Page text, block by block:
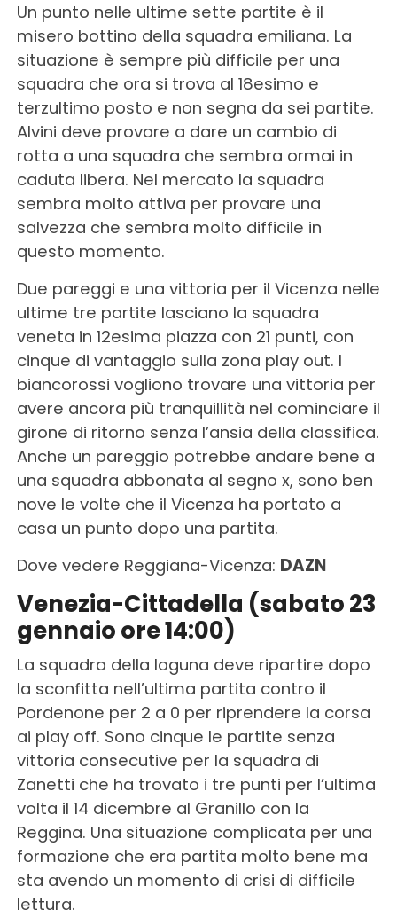
Un punto nelle ultime sette partite è il
misero bottino della squadra emiliana. La
situazione è sempre più difficile per una
squadra che ora si trova al 18esimo e
terzultimo posto e non segna da sei partite.
Alvini deve provare a dare un cambio di
rotta a una squadra che sembra ormai in
caduta libera. Nel mercato la squadra
sembra molto attiva per provare una
salvezza che sembra molto difficile in
questo momento.
Due pareggi e una vittoria per il Vicenza nelle
ultime tre partite lasciano la squadra
veneta in 12esima piazza con 21 punti, con
cinque di vantaggio sulla zona play out. I
biancorossi vogliono trovare una vittoria per
avere ancora più tranquillità nel cominciare il
girone di ritorno senza l’ansia della classifica.
Anche un pareggio potrebbe andare bene a
una squadra abbonata al segno x, sono ben
nove le volte che il Vicenza ha portato a
casa un punto dopo una partita.
Dove vedere Reggiana-Vicenza: DAZN
Venezia-Cittadella (sabato 23
gennaio ore 14:00)
La squadra della laguna deve ripartire dopo
la sconfitta nell’ultima partita contro il
Pordenone per 2 a 0 per riprendere la corsa
ai play off. Sono cinque le partite senza
vittoria consecutive per la squadra di
Zanetti che ha trovato i tre punti per l’ultima
volta il 14 dicembre al Granillo con la
Reggina. Una situazione complicata per una
formazione che era partita molto bene ma
sta avendo un momento di crisi di difficile
lettura.